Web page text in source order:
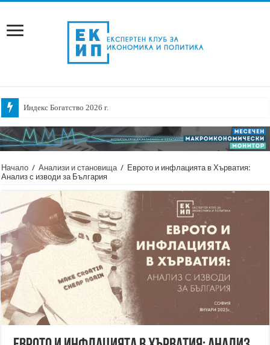
Индекс Богатство 2026 г.
Начало / Анализи и становища / Еврото и инфлацията в Хърватия:
Анализ с изводи за България